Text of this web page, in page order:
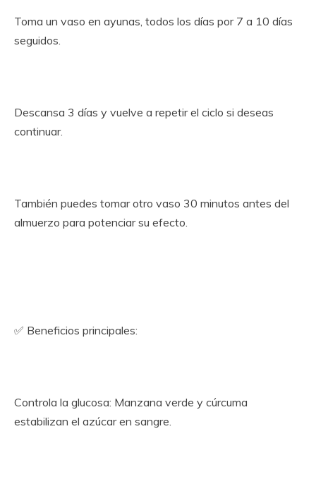
Toma un vaso en ayunas, todos los días por 7 a 10 días
seguidos.
Descansa 3 días y vuelve a repetir el ciclo si deseas
continuar.
También puedes tomar otro vaso 30 minutos antes del
almuerzo para potenciar su efecto.
✅ Beneficios principales:
Controla la glucosa: Manzana verde y cúrcuma
estabilizan el azúcar en sangre.